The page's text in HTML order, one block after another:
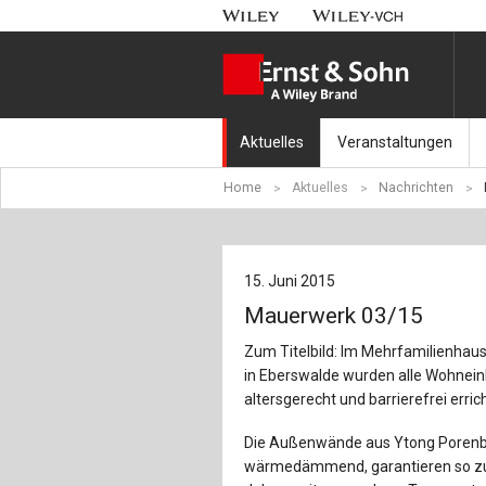
Aktuelles
Nachrichten
Aktuell erschienen
Erscheint in Kürze
Veranstaltungen
Münchener
Fachkonferenz
Beton-Kalender-Tag
Home Aktuelles Nachrichten
15. Juni 2015
Mauerwerk 03/15
Zum Titelbild: Im
in Eberswalde wurden alle
altersgerecht und barrierefrei
Die Außenwände aus Ytong
wärmedämmend, garantieren so